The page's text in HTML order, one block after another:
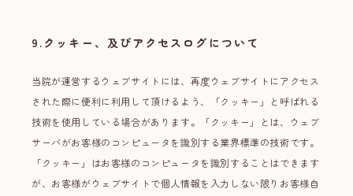
9.クッキー、及びアクセスログについて
当院が運営するウェブサイトには、再度ウェブサイトにアクセス
された際に便利に利用して頂けるよう、「クッキー」と呼ばれる
技術を使用している場合があります。「クッキー」とは、ウェブ
サーバがお客様のコンピュータを識別する業界標準の技術です。
「クッキー」はお客様のコンピュータを識別することはできます
が、お客様がウェブサイトで個人情報を入力しない限りお客様自